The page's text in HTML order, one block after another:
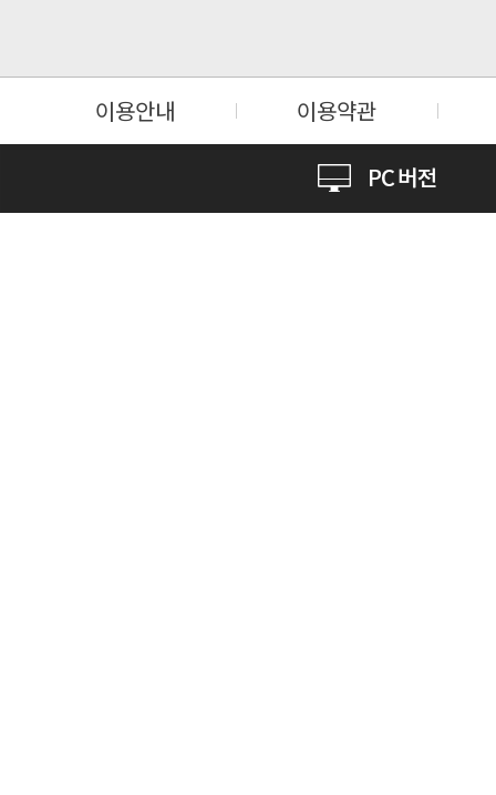
이용안내 이용약관